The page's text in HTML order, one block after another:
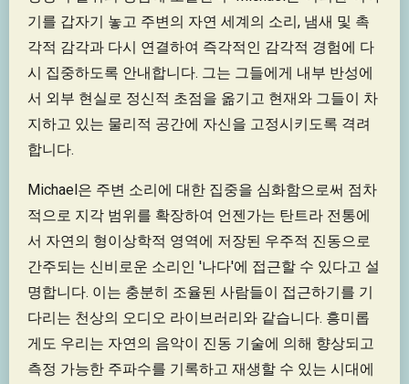
기를 갑자기 놓고 주변의 자연 세계의 소리, 냄새 및 촉
각적 감각과 다시 연결하여 즉각적인 감각적 경험에 다
시 집중하도록 안내합니다. 그는 그들에게 내부 반성에
서 외부 현실로 정신적 초점을 옮기고 현재와 그들이 차
지하고 있는 물리적 공간에 자신을 고정시키도록 격려
합니다.
Michael은 주변 소리에 대한 집중을 심화함으로써 점차
적으로 지각 범위를 확장하여 언젠가는 탄트라 전통에
서 자연의 형이상학적 영역에 저장된 우주적 진동으로
간주되는 신비로운 소리인 '나다'에 접근할 수 있다고 설
명합니다. 이는 충분히 조율된 사람들이 접근하기를 기
다리는 천상의 오디오 라이브러리와 같습니다. 흥미롭
게도 우리는 자연의 음악이 진동 기술에 의해 향상되고
측정 가능한 주파수를 기록하고 재생할 수 있는 시대에